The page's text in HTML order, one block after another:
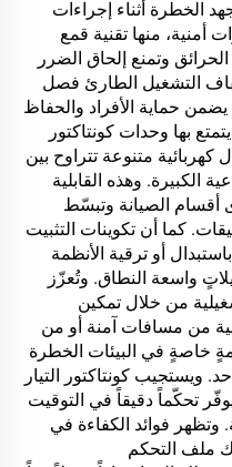
الخطرة أثناء إجراءات
أمنية، منها تقنية قمع
وتمنع إلحاق الضرر
التشغيل الطارئ فصل
يضمن حماية الأفراد والحفاظ
بها وحدات كونتاكتور
كهربائية متنوعة تتراوح بين
الكبيرة. وهذه القابلية
أقسام الصيانة وتبسّط
كما أن تكوينات التثبيت
أو ترقية الأنظمة
واسعة النطاق. وتُعزّز
من خلال تمكين
من مسافات آمنة أو من
خاصةٍ في البيئات الخطرة
ويستجيب كونتاكتور التيار
تحكّماً دقيقاً في التوقيت
وتظهر فوائد الكفاءة في
ملف التحكم